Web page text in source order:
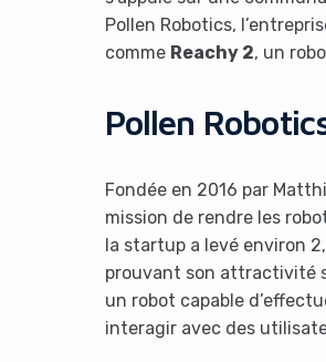
Pollen Robotics,
comme Reachy 2, un
Pollen
Fondée en 2016 par
mission de rendre les
la startup a levé environ
prouvant son attractivité
un robot capable
interagir avec des